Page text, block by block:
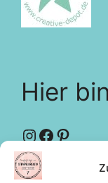
Hier
Instagram
Facebook
Designteam